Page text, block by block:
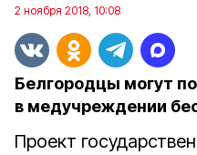
2 ноября 2018, 10:08
Белгородцы могут
в медучреждении
Проект